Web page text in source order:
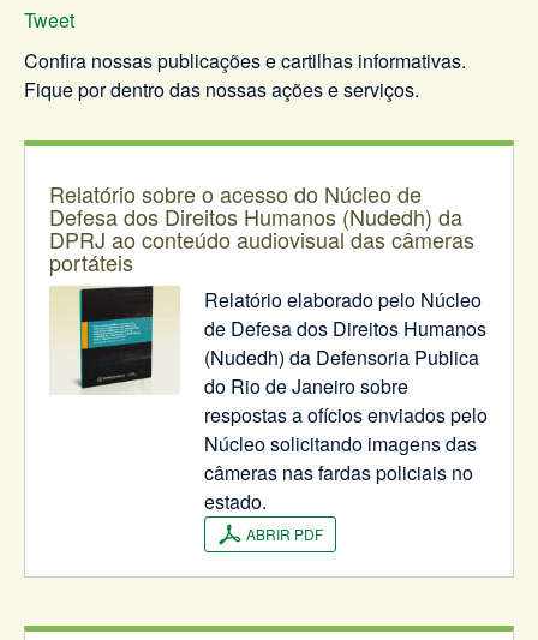
Tweet
Confira nossas publicações e cartilhas informativas.
Fique por dentro das nossas ações e serviços.
Relatório sobre o acesso do Núcleo de
Defesa dos Direitos Humanos (Nudedh) da
DPRJ ao conteúdo audiovisual das câmeras
portáteis
Relatório elaborado pelo Núcleo
de Defesa dos Direitos Humanos
(Nudedh) da Defensoria Publica
do Rio de Janeiro sobre
respostas a ofícios enviados pelo
Núcleo solicitando imagens das
câmeras nas fardas policiais no
estado.
ABRIR PDF